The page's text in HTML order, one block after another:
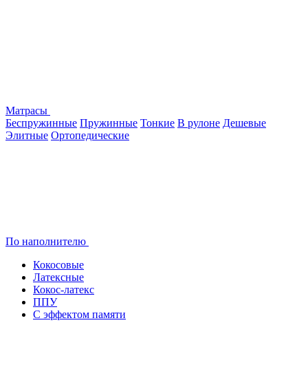
Матрасы
Беспружинные Пружинные Тонкие В рулоне Дешевые
Элитные Ортопедические
По наполнителю
Кокосовые
Латексные
Кокос-латекс
ППУ
С эффектом памяти